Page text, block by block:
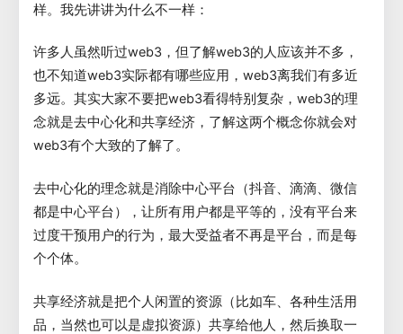
样。我先讲讲为什么不一样：
许多人虽然听过web3，但了解web3的人应该并不多，
也不知道web3实际都有哪些应用，web3离我们有多近
多远。其实大家不要把web3看得特别复杂，web3的理
念就是去中心化和共享经济，了解这两个概念你就会对
web3有个大致的了解了。
去中心化的理念就是消除中心平台（抖音、滴滴、微信
都是中心平台），让所有用户都是平等的，没有平台来
过度干预用户的行为，最大受益者不再是平台，而是每
个个体。
共享经济就是把个人闲置的资源（比如车、各种生活用
品，当然也可以是虚拟资源）共享给他人，然后换取一